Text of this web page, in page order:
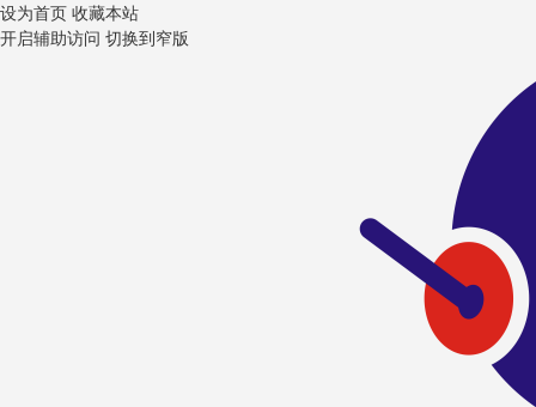
设为首页 收藏本站
开启辅助访问 切换到窄版